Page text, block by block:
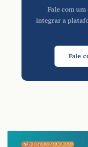
Fale com
integrar a
Fale